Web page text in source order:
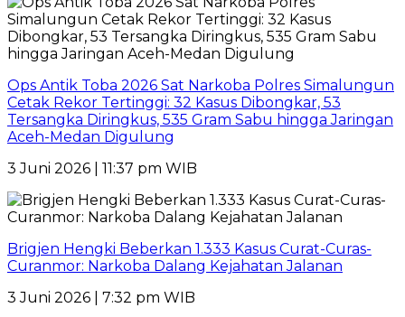
Ops Antik Toba 2026 Sat Narkoba Polres Simalungun
Cetak Rekor Tertinggi: 32 Kasus Dibongkar, 53
Tersangka Diringkus, 535 Gram Sabu hingga Jaringan
Aceh-Medan Digulung
3 Juni 2026 | 11:37 pm WIB
Brigjen Hengki Beberkan 1.333 Kasus Curat-Curas-
Curanmor: Narkoba Dalang Kejahatan Jalanan
3 Juni 2026 | 7:32 pm WIB